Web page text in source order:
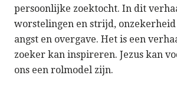
persoonlijke zoektocht. In dit
worstelingen en strijd,
angst en overgave. Het is een
zoeker kan inspireren. Jezus kan
ons een rolmodel zijn.